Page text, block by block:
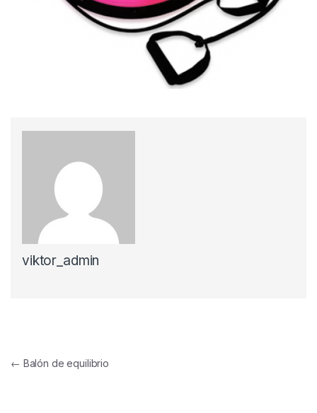
viktor_admin
Navegación de entradas
← Balón de equilibrio